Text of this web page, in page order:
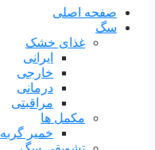
صفحه اصلی
سگ
غذای خشک
ایرانی
خارجی
درمانی
مراقبتی
مکمل ها
خمیر گربه